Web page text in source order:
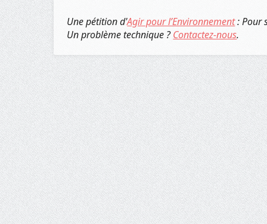
Une pétition d'Agir pour l’Environnement: Pour
Un problème technique ?Contactez-nous.